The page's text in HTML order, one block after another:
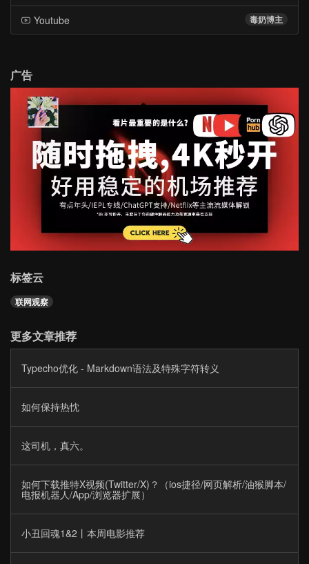
毒奶博主
Youtube
广告
标签云
联网观察
更多文章推荐
Typecho优化 - Markdown语法及特殊字符转义
如何保持热忱
这司机，真六。
如何下载推特X视频(Twitter/X)？（ios捷径/网页解析/油猴脚本/
电报机器人/App/浏览器扩展）
小丑回魂1&2丨本周电影推荐